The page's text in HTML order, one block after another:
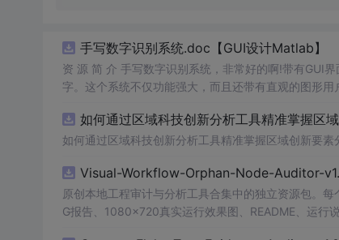
手写数字识别系统.doc【GUI设计Matlab】
资 源 简 介 手写数字识别系统，非常好的啊!带有GUI
字。这个系统不仅功能强大，而且还带有直观的图形
便和实用的工具，你一定会喜欢它的！
如何通过区域科技创新分析工具精准掌握区
如何通过区域科技创新分析工具精准掌握区域创新要素
Visual-Workflow-Orphan-Node-Auditor-
原创本地工程审计与分析工具合集中的独立资源包。
G报告、1080×720真实运行效果图、README、运行